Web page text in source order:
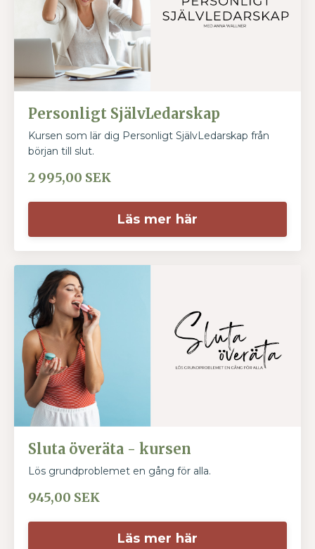
Personligt SjälvLedarskap
Kursen som lär dig Personligt SjälvLedarskap från
början till slut.
2 995,00 SEK
Läs mer här
Sluta överäta - kursen
Lös grundproblemet en gång för alla.
945,00 SEK
Läs mer här